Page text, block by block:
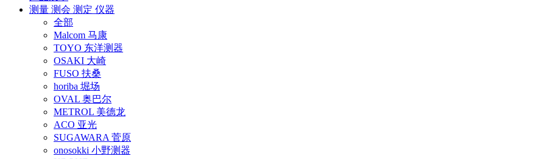
测量 测会 测定 仪器
全部
Malcom 马康
TOYO 东洋测器
OSAKI 大崎
FUSO 扶桑
horiba 堀场
OVAL 奥巴尔
METROL 美德龙
ACO 亚光
SUGAWARA 菅原
onosokki 小野测器